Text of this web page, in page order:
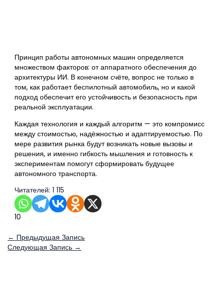
Принцип работы автономных машин определяется
множеством факторов: от аппаратного обеспечения до
архитектуры ИИ. В конечном счёте, вопрос не только в
том, как работает беспилотный автомобиль, но и какой
подход обеспечит его устойчивость и безопасность при
реальной эксплуатации.
Каждая технология и каждый алгоритм — это компромисс
между стоимостью, надёжностью и адаптируемостью. По
мере развития рынка будут возникать новые вызовы и
решения, и именно гибкость мышления и готовность к
экспериментам помогут сформировать будущее
автономного транспорта.
Читателей: 1 115
10
← Предыдущая Запись
Следующая Запись →